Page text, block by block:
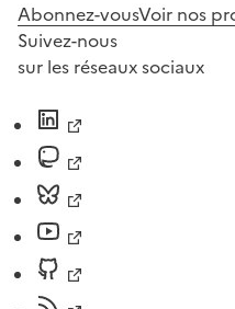
Abonnez-vousVoir nos
Suivez-nous
sur les réseaux sociaux